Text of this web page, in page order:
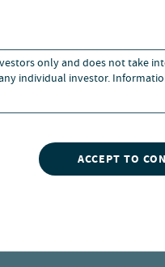
only and does not take
individual investor.
ACCEPT TO
은 수년 만에 가장 매
분을 검토할 시점이다.
을 들어주고 있다.